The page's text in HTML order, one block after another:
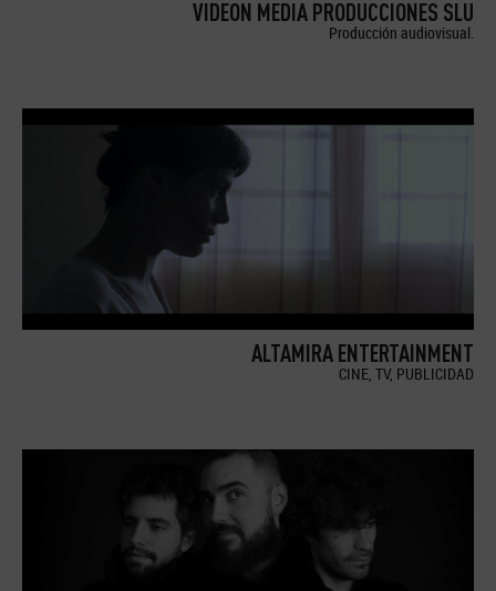
VIDEON MEDIA PRODUCCIONES SLU
Producción audiovisual.
ALTAMIRA ENTERTAINMENT
CINE, TV, PUBLICIDAD